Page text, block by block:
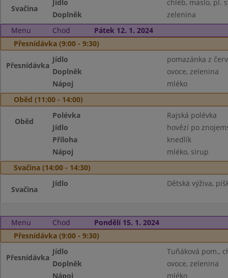
Svačina
Jídlo
chléb, máslo, pl.
Doplněk
zelenina
Menu
Chod
Pátek 12. 1. 2024
Přesnídávka (9:00 - 9:30)
Přesnídávka
Jídlo
pomazánka z
Doplněk
ovoce, zelenina
Nápoj
mléko
Oběd (11:00 - 14:00)
Oběd
Polévka
Rajská polévka
Jídlo
hovězí po
Příloha
knedlík
Nápoj
mléko, sirup
Svačina (14:00 - 14:30)
Svačina
Jídlo Dětská výživa,
Menu Chod
Pondělí 15. 1. 2024
Přesnídávka (9:00 - 9:30)
Přesnídávka
Jídlo
Tuňáková pom.,
Doplněk
ovoce, zelenina
Nápoj
mléko